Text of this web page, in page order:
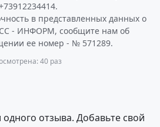
в представленных данных о
- ИНФОРМ, сообщите нам об
ее номер - № 571289.
40 раз
отзыва. Добавьте свой